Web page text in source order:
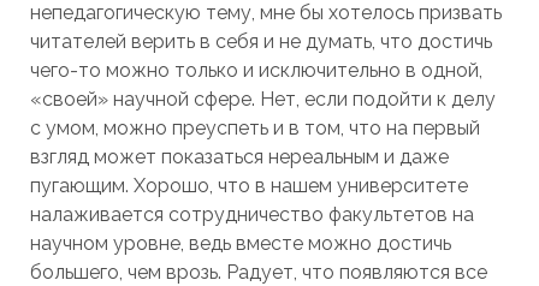
непедагогическую тему, мне бы хотелось призвать
читателей верить в себя и не думать, что достичь
чего-то можно только и исключительно в одной,
«своей» научной сфере. Нет, если подойти к делу
с умом, можно преуспеть и в том, что на первый
взгляд может показаться нереальным и даже
пугающим. Хорошо, что в нашем университете
налаживается сотрудничество факультетов на
научном уровне, ведь вместе можно достичь
большего, чем врозь. Радует, что появляются все